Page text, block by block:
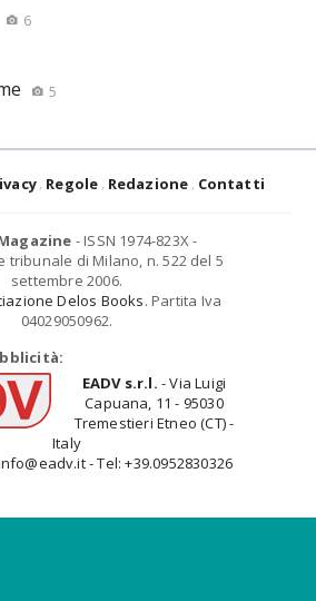
6
5
Regole Redazione Contatti
- ISSN 1974-823X -
tribunale di Milano, n. 522 del 5
settembre 2006.
Delos Books. Partita Iva
04029050962.
EADV s.r.l. - Via Luigi
Capuana, 11 - 95030
Tremestieri Etneo (CT) -
Italy
- Tel: +39.0952830326